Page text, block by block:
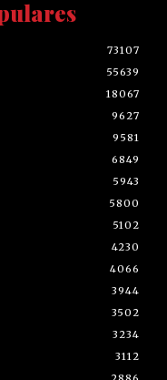
73107
55639
18067
9627
9581
6849
5943
5800
5102
4230
4066
3944
3502
3234
3112